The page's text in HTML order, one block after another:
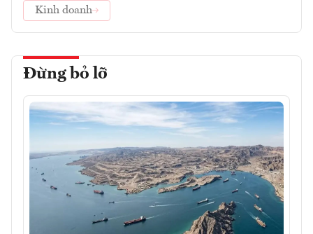
Kinh doanh
Đừng bỏ lỡ